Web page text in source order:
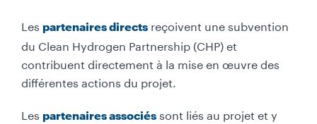
Les partenaires directs reçoivent une subvention
du Clean Hydrogen Partnership (CHP) et
contribuent directement à la mise en œuvre des
différentes actions du projet.
Les partenaires associés sont liés au projet et y